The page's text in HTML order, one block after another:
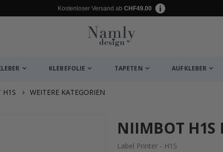
Kostenloser Versand ab CHF49.00
KLEBEFOLIE TAPETEN AUFKLEBER
H1S WEITERE KATEGORIEN
NIIMBOT
Label Printer - H1S